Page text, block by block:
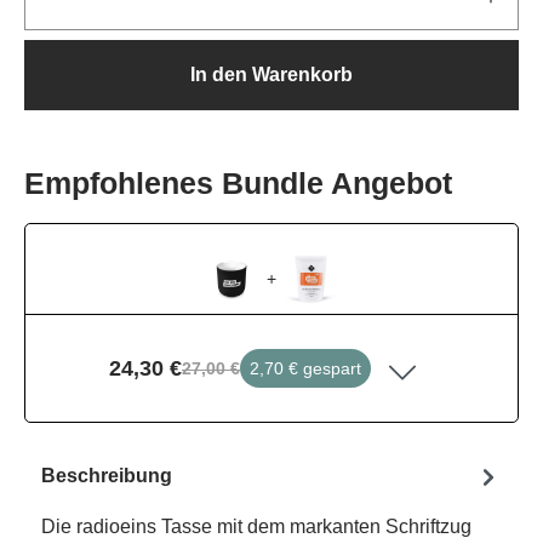
In den Warenkorb
Empfohlenes Bundle Angebot
+
24,30 €27,00 € 2,70 € gespart
Beschreibung
Die radioeins Tasse mit dem markanten Schriftzug